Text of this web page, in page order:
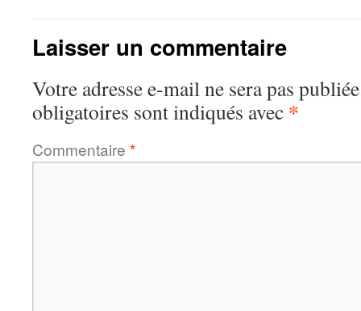
Laisser un commentaire
Votre adresse e-mail ne sera pas
obligatoires sont indiqués avec *
Commentaire *